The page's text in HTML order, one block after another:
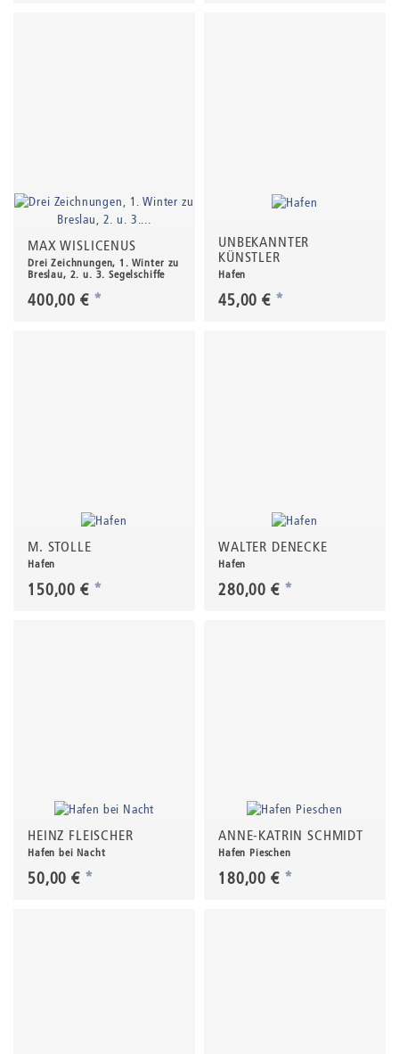
MAX WISLICENUS
Drei Zeichnungen, 1. Winter zu
Breslau, 2. u. 3. Segelschiffe
400,00 € *
UNBEKANNTER
KÜNSTLER
Hafen
45,00 € *
M. STOLLE
Hafen
150,00 € *
WALTER DENECKE
Hafen
280,00 € *
HEINZ FLEISCHER
Hafen bei Nacht
50,00 € *
ANNE-KATRIN SCHMIDT
Hafen Pieschen
180,00 € *